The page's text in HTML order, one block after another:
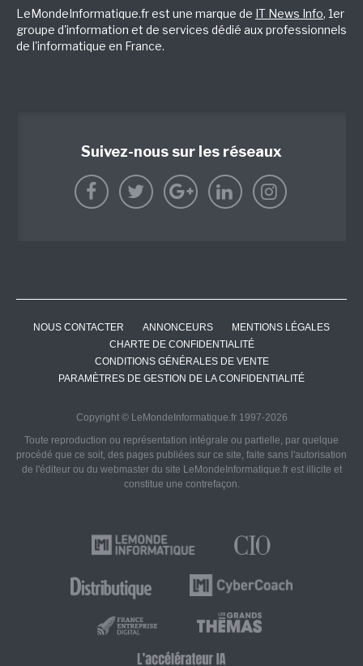
LeMondeInformatique.fr est une marque de IT News Info, 1er
groupe d'information et de services dédié aux professionnels
de l'informatique en France.
Suivez-nous sur les réseaux
NOUS CONTACTER ANNONCEURS
MENTIONS LÉGALES
CHARTE DE CONFIDENTIALITÉ
CONDITIONS GÉNÉRALES DE VENTE
PARAMÈTRES DE GESTION DE LA CONFIDENTIALITÉ
Copyright © LeMondeInformatique.fr 1997-2026
Toute reproduction ou représentation intégrale ou partielle, par quelque
procédé que ce soit, des pages publiées sur ce site, faite sans l'autorisation
de l'éditeur ou du webmaster du site LeMondeInformatique.fr est illicite et
constitue une contrefaçon.